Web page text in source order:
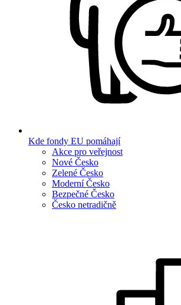
Kde fondy EU pomáhají
Akce pro veřejnost
Nové Česko
Zelené Česko
Moderní Česko
Bezpečné Česko
Česko netradičně